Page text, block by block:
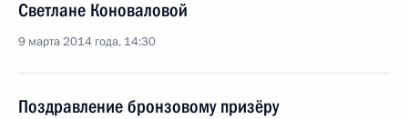
Светлане Коноваловой
9 марта 2014 года, 14:30
Поздравление бронзовому призёру